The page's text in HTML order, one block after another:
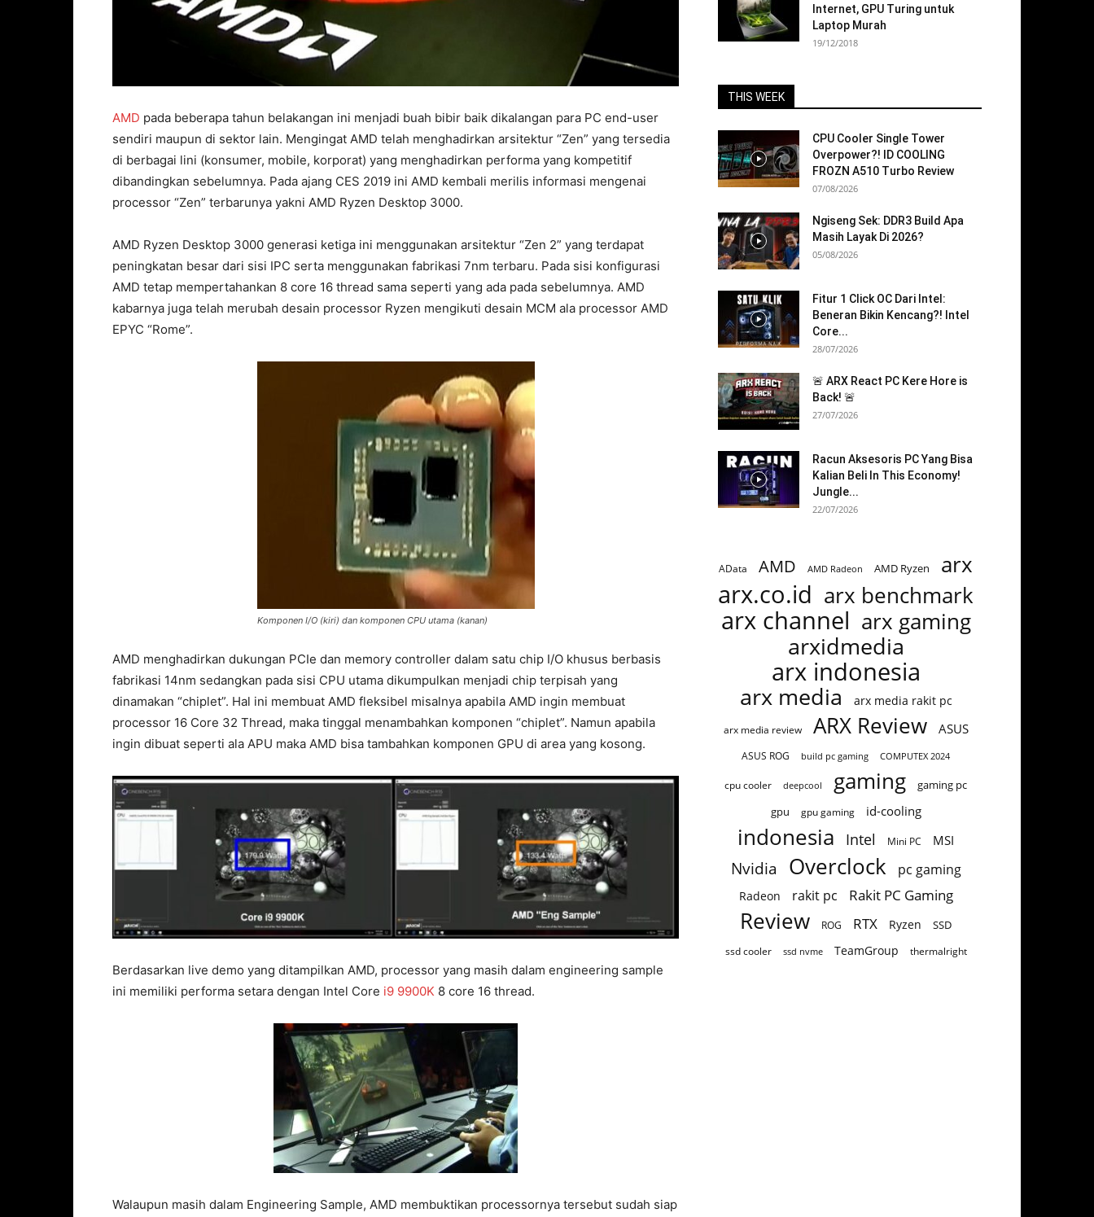
AMD pada beberapa tahun belakangan ini menjadi buah bibir baik dikalangan para PC end-user
sendiri maupun di sektor lain. Mengingat AMD telah menghadirkan arsitektur “Zen” yang tersedia
di berbagai lini (konsumer, mobile, korporat) yang menghadirkan performa yang kompetitif
dibandingkan sebelumnya. Pada ajang CES 2019 ini AMD kembali merilis informasi mengenai
processor “Zen” terbarunya yakni AMD Ryzen Desktop 3000.
AMD Ryzen Desktop 3000 generasi ketiga ini menggunakan arsitektur “Zen 2” yang terdapat
peningkatan besar dari sisi IPC serta menggunakan fabrikasi 7nm terbaru. Pada sisi konfigurasi
AMD tetap mempertahankan 8 core 16 thread sama seperti yang ada pada sebelumnya. AMD
kabarnya juga telah merubah desain processor Ryzen mengikuti desain MCM ala processor AMD
EPYC “Rome”.
Komponen I/O (kiri) dan komponen CPU utama (kanan)
AMD menghadirkan dukungan PCIe dan memory controller dalam satu chip I/O khusus berbasis
fabrikasi 14nm sedangkan pada sisi CPU utama dikumpulkan menjadi chip terpisah yang
dinamakan “chiplet”. Hal ini membuat AMD fleksibel misalnya apabila AMD ingin membuat
processor 16 Core 32 Thread, maka tinggal menambahkan komponen “chiplet”. Namun apabila
ingin dibuat seperti ala APU maka AMD bisa tambahkan komponen GPU di area yang kosong.
Berdasarkan live demo yang ditampilkan AMD, processor yang masih dalam engineering sample
ini memiliki performa setara dengan Intel Core i9 9900K 8 core 16 thread.
Walaupun masih dalam Engineering Sample, AMD membuktikan processornya tersebut sudah siap
Internet, GPU Turing untuk
Laptop Murah
19/12/2018
THIS WEEK
CPU Cooler Single Tower
Overpower?! ID COOLING
FROZN A510 Turbo Review
07/08/2026
Ngiseng Sek: DDR3 Build Apa
Masih Layak Di 2026?
05/08/2026
Fitur 1 Click OC Dari Intel:
Beneran Bikin Kencang?! Intel
Core...
28/07/2026
🚨 ARX React PC Kere Hore is
Back! 🚨
27/07/2026
Racun Aksesoris PC Yang Bisa
Kalian Beli In This Economy!
Jungle...
22/07/2026
AData AMD AMD Radeon AMD Ryzen arx
arx.co.id arx benchmark
arx channel arx gaming
arxidmedia
arx indonesia
arx media arx media rakit pc
arx media review ARX Review ASUS
ASUS ROG build pc gaming COMPUTEX 2024
cpu cooler deepcool gaming
gaming pc
gpu
gpu gaming id-cooling
indonesia Intel Mini PC MSI
Nvidia Overclock pc gaming
Radeon rakit pc Rakit PC Gaming
Review ROG RTX Ryzen SSD
ssd cooler ssd nvme TeamGroup thermalright